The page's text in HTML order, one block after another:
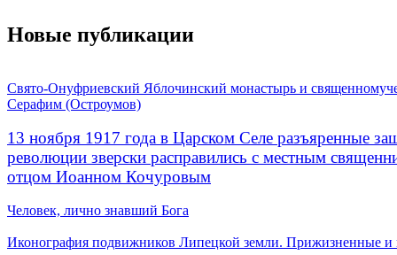
Новые публикации
Свято-Онуфриевский Яблочинский монастырь и
Серафим (Остроумов)
13 ноября 1917 года в Царском Селе разъяренные
революции зверски расправились с местным
отцом Иоанном Кочуровым
Человек, лично знавший Бога
Иконография подвижников Липецкой земли. Прижизненные и